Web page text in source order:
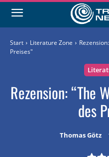
Start Literature Zone
Preises"
Rezension: “The
des
Thomas Götz